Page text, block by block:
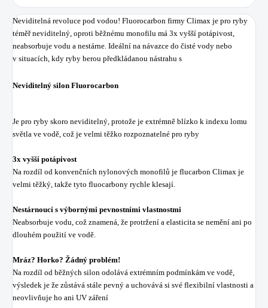
Neviditelná revoluce pod vodou! Fluorocarbon firmy Climax je pro ryby
téměř neviditelný, oproti běžnému monofilu má 3x vyšší potápivost,
neabsorbuje vodu a nestárne. Ideální na návazce do čisté vody nebo
v situacích, kdy ryby berou předkládanou nástrahu s
Neviditelný silon Fluorocarbon
Je pro ryby skoro neviditelný, protože je extrémně blízko k indexu lomu
světla ve vodě, což je velmi těžko rozpoznatelné pro ryby
3x vyšší potápivost
Na rozdíl od konvenčních nylonových monofilů je flucarbon Climax je
velmi těžký, takže tyto fluocarbony rychle klesají.
Nestárnoucí s výbornými pevnostními vlastnostmi
Neabsorbuje vodu, což znamená, že protržení a elasticita se nemění ani po
dlouhém použití ve vodě.
Mráz? Horko? Žádný problém!
Na rozdíl od běžných silon odolává extrémním podmínkám ve vodě,
výsledek je že zůstává stále pevný a uchovává si své flexibilní vlastnosti a
neovlivňuje ho ani UV záření